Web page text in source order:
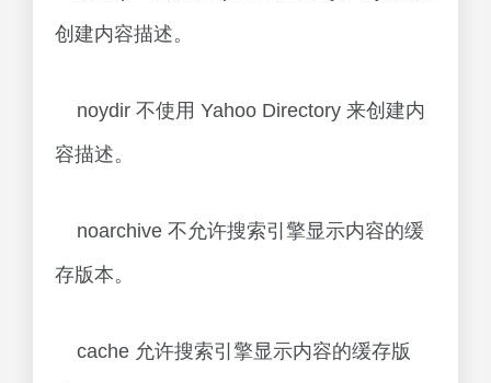
创建内容描述。
noydir 不使用 Yahoo Directory 来创建内
容描述。
noarchive 不允许搜索引擎显示内容的缓
存版本。
cache 允许搜索引擎显示内容的缓存版